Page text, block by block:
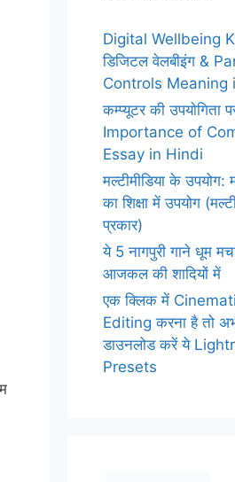
Digital Wellbeing
डिजिटल वेलबीइंग &
Controls Meaning
कम्प्यूटर की उपयोगिता
Importance of
Essay in Hindi
मल्टीमीडिया के उपयोग:
का शिक्षा में उपयोग
प्रकार)
ये 5 नागपुरी गाने धूम
आजकल की शादियों में
एक क्लिक में
Editing करना है तो
डाउनलोड करें ये
Presets